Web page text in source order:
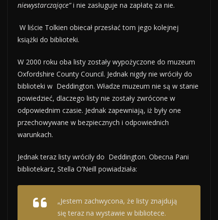
niewystarczające”i nie zasługuje na zapłatę za nie.
W liście Tolkien obiecał przesłać tom jego kolejnej
książki do biblioteki.
W 2000 roku oba listy zostały wypożyczone do muzeum
Oxfordshire County Council. Jednak nigdy nie wróciły do
biblioteki w Deddington. Władze muzeum nie są w stanie
powiedzieć, dlaczego listy nie zostały zwrócone w
odpowiednim czasie. Jednak zapewniają, iż były one
przechowywane w bezpiecznych i odpowiednich
warunkach.
Jednak teraz listy wrócily do Deddington. Obecna Pani
bibliotekarz, Stella O’Neill powiadziała:
„Jestem zachwycona, że listy znajdują
się teraz na wystawie w bibliotece.